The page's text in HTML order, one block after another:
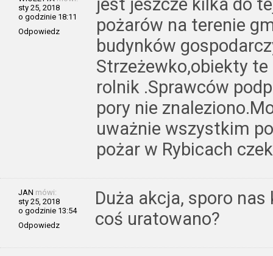
sty 25, 2018
o godzinie 18:11
Odpowiedz
jest jeszcze kilka do
pożarów na terenie
budynków
Strzeżewko,obiekty
rolnik .Sprawców
pory nie
uważnie wszystkim
pożar w Rybicach
JAN mówi:
sty 25, 2018
o godzinie 13:54
Odpowiedz
Duża akcja, sporo
coś uratowano?